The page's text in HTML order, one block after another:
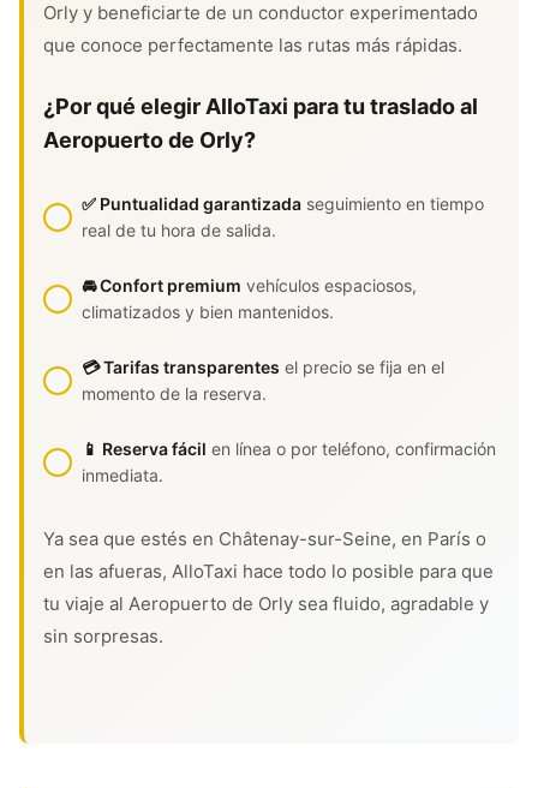
Orly y beneficiarte de un conductor experimentado
que conoce perfectamente las rutas más rápidas.
¿Por qué elegir AlloTaxi para tu traslado al
Aeropuerto de Orly?
✅ Puntualidad garantizada seguimiento en tiempo
real de tu hora de salida.
🚘 Confort premium vehículos espaciosos,
climatizados y bien mantenidos.
💳 Tarifas transparentes el precio se fija en el
momento de la reserva.
📱 Reserva fácil en línea o por teléfono, confirmación
inmediata.
Ya sea que estés en Châtenay-sur-Seine, en París o
en las afueras, AlloTaxi hace todo lo posible para que
tu viaje al Aeropuerto de Orly sea fluido, agradable y
sin sorpresas.